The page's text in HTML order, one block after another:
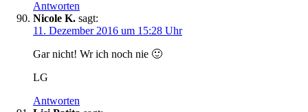
Antworten
Nicole K. sagt:
11. Dezember 2016 um 15:28 Uhr
Gar nicht! Wr ich noch nie 🙂
LG
Antworten